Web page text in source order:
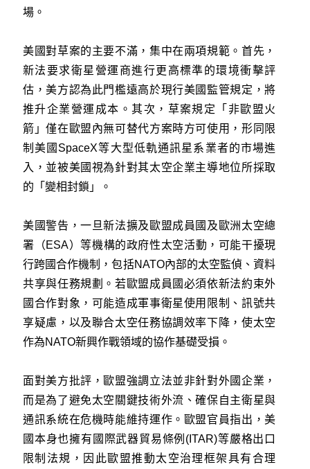
場。
美國對草案的主要不滿，集中在兩項規範。首先，
新法要求衛星營運商進行更高標準的環境衝擊評
估，美方認為此門檻遠高於現行美國監管規定，將
推升企業營運成本。其次，草案規定「非歐盟火
箭」僅在歐盟內無可替代方案時方可使用，形同限
制美國SpaceX等大型低軌通訊星系業者的市場進
入，並被美國視為針對其太空企業主導地位所採取
的「變相封鎖」。
美國警告，一旦新法擴及歐盟成員國及歐洲太空總
署（ESA）等機構的政府性太空活動，可能干擾現
行跨國合作機制，包括NATO內部的太空監偵、資料
共享與任務規劃。若歐盟成員國必須依新法約束外
國合作對象，可能造成軍事衛星使用限制、訊號共
享疑慮，以及聯合太空任務協調效率下降，使太空
作為NATO新興作戰領域的協作基礎受損。
面對美方批評，歐盟強調立法並非針對外國企業，
而是為了避免太空關鍵技術外流、確保自主衛星與
通訊系統在危機時能維持運作。歐盟官員指出，美
國本身也擁有國際武器貿易條例(ITAR)等嚴格出口
限制法規，因此歐盟推動太空治理框架具有合理